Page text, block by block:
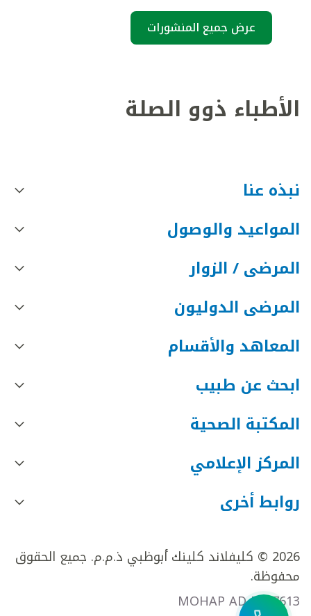
عرض جميع المنشورات
الأطباء ذوو الصلة
نبذه عنا
المواعيد والوصول
المرضى / الزوار
المرضى الدوليون
المعاهد والأقسام
ابحث عن طبيب
المكتبة الصحية
المركز الإعلامي
روابط أخرى
2026 © كليفلاند كلينك أبوظبي ذ.م.م. جميع الحقوق
محفوظة.
MOHAP AD FR27613